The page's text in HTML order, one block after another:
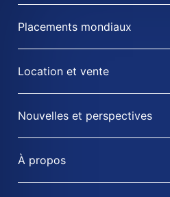
Placements mondiaux
Location et vente
Nouvelles et perspectives
À propos